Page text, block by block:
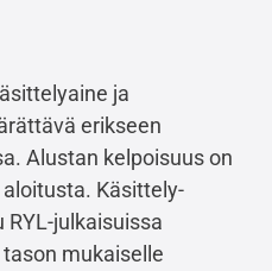
ja
erikseen
Alustan kelpoisuus on
Käsittely-
julkaisuissa
mukaiselle